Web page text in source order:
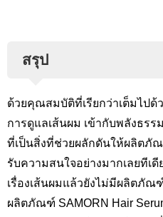
สรุป
ด้วยคุณสมบัติที่เรียกว่าเต็มไป
การดูแลเส้นผม เข้ากับพลังธร
ที่เป็นสิ่งที่ช่วยผลักดันให้ผลิตภั
รับความสนใจอย่างมากเลยทีเ
เรื่องเส้นผมแล้วยังไม่มีผลิตภัณ
ผลิตภัณฑ์ SAMORN Hair